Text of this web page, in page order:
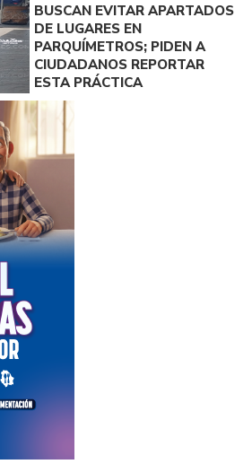
BUSCAN EVITAR APARTADOS
DE LUGARES EN
PARQUÍMETROS; PIDEN A
CIUDADANOS REPORTAR
ESTA PRÁCTICA